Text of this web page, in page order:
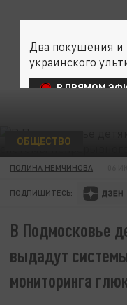
ОБЩЕСТВО
ПОЛИНА НЕМЧИНОВА
ПОДПИШИТЕСЬ:
В Подмосковье
выдадут
мониторинга
Два покушения и
украинского
В ПРЯМОМ